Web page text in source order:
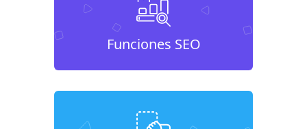
Funciones SEO